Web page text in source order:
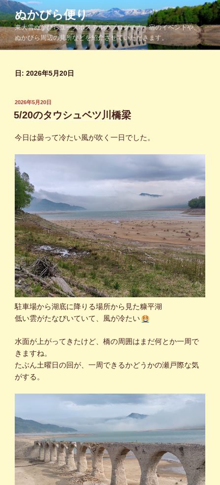
コ
ン
テ
ン
ツ
ぬかびら便り
東大雪ぬかびらユースホステルのブログです。宿のイベントや、
ぬかびら周辺の見所などを紹介させていただきます。
日: 2026年5月20日
投
稿
日:
2026年5月20日
5/20のタウシュベツ川橋梁
今日は曇って冷たい風が吹く一日でした。
駐車場から湖底に降りる場所から見た糠平湖
低い雲がたなびいていて、風が冷たい
水面が上がってきたけど、橋の周囲はまだ何とか一周で
きますね。
たぶん土曜日の回が、一周できるかどうかの瀬戸際な気
がする。